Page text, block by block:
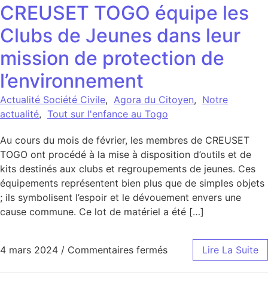
CREUSET TOGO équipe les
Clubs de Jeunes dans leur
mission de protection de
l’environnement
Actualité Société Civile, Agora du Citoyen, Notre
actualité, Tout sur l'enfance au Togo
Au cours du mois de février, les membres de CREUSET
TOGO ont procédé à la mise à disposition d’outils et de
kits destinés aux clubs et regroupements de jeunes. Ces
équipements représentent bien plus que de simples objets
; ils symbolisent l’espoir et le dévouement envers une
cause commune. Ce lot de matériel a été […]
4 mars 2024 / Commentaires ferméssur CREUSET TOGO
Lire La Suite